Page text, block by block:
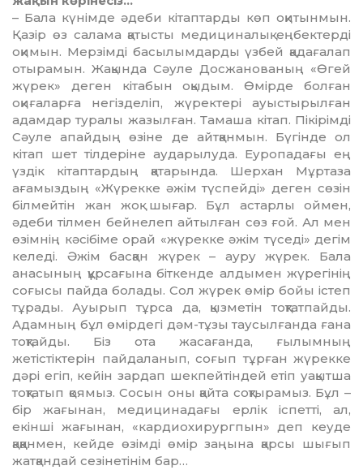
– Бала күнімде әдеби кітаптарды көп оқи­тынмын.
Қазір өз салама қатысты ме­ди­циналық еңбектерді
оқимын. Мерзімді басылымдарды үзбей қадағалап
отырамын. Жақында Сәуле Досжанованың «Өгей
жүрек» деген кітабын оқыдым. Өмірде болған
оқиғаларға негізделіп, жүректері ауыстырылған
адамдар туралы жазылған. Тамаша кітап. Пікірімді
Сәуле апайдың өзіне де айтқанмын. Бүгінде ол
кітап шет тілдеріне аударылуда. Еуропадағы ең
үздік кітаптардың қатарында. Шерхан Мұртаза
ағамыздың «Жүрекке әжім түспейді» деген сөзін
білмейтін жан жоқ шығар. Бұл астарлы оймен,
әдеби тілмен бейнелеп айтылған сөз ғой. Ал мен
өзімнің кәсібіме орай «жүрекке әжім түседі» дегім
келеді. Әжім басқан жүрек – ауру жүрек. Бала
анасының құрсағына біткенде алдымен жүрегінің
соғысы пайда болады. Сол жүрек өмір бойы істеп
тұрады. Ауырып тұрса да, қыз­метін тоқтатпайды.
Адамның бұл өмірдегі дәм-тұзы таусылғанда ғана
тоқтайды. Біз ота жасағанда, ғылымның
жетістіктерін пайдаланып, соғып тұрған жүрекке
дәрі егіп, кейін зардап шекпей­тіндей етіп уақытша
тоқтатып қоямыз. Сосын оны қайта соқтырамыз. Бұл –
бір жағынан, медицинадағы ерлік іспетті, ал,
екінші жағынан, «кардиохирургпын» деп кеуде
қаққанмен, кейде өзімді өмір заңына қарсы шығып
жатқандай сезінетінім бар…